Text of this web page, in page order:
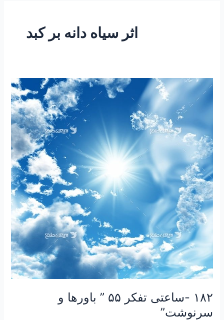
اثر سیاه دانه بر کبد
۱۸۲ -ساعتی تفکر ۵۵ ” باورها و
سرنوشت”
۱۸۲
-ساعتی
تفکر
باورها
و
سرنوشت”